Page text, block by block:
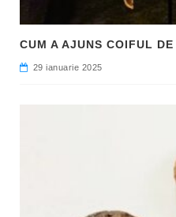
29 ianuarie 2025